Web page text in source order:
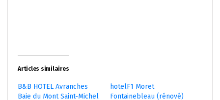
Articles similaires
B&B HOTEL Avranches
Baie du Mont Saint-Michel
hotelF1 Moret
Fontainebleau (rénové)